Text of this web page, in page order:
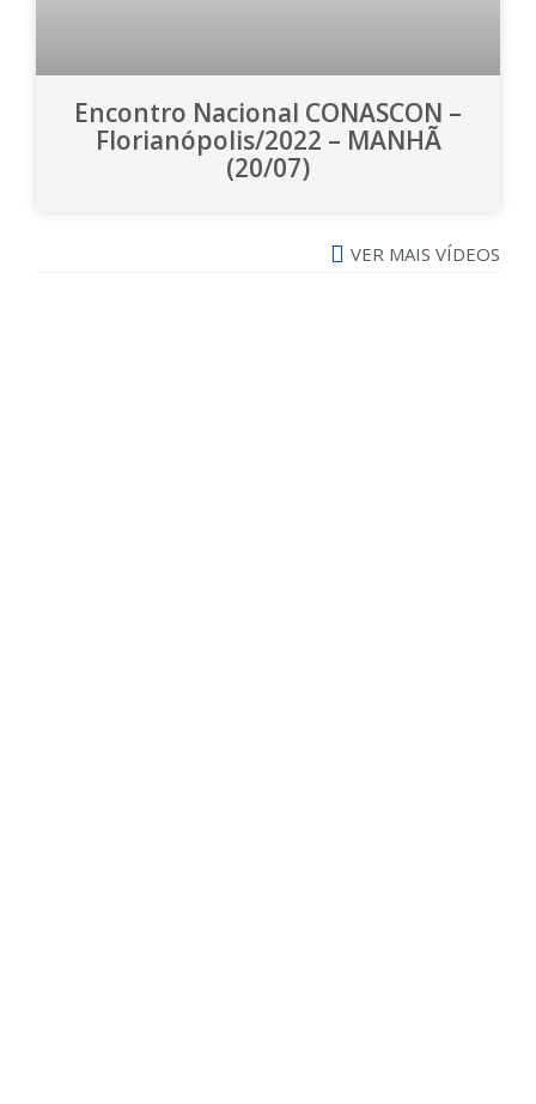
Encontro Nacional CONASCON –
Florianópolis/2022 – MANHÃ
(20/07)
VER MAIS VÍDEOS